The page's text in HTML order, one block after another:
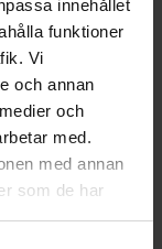
innehållet
funktioner
Vi
och annan
och
med.
med annan
som de har
729 kr
CSS-802
3398 LS 1.5m
795 kr